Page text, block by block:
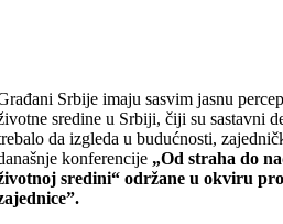
Srbije imaju sasvim jasnu
sredine u Srbiji, čiji su sastavni
da izgleda u budućnosti,
konferencije „Od straha do
sredini“ održane u okviru